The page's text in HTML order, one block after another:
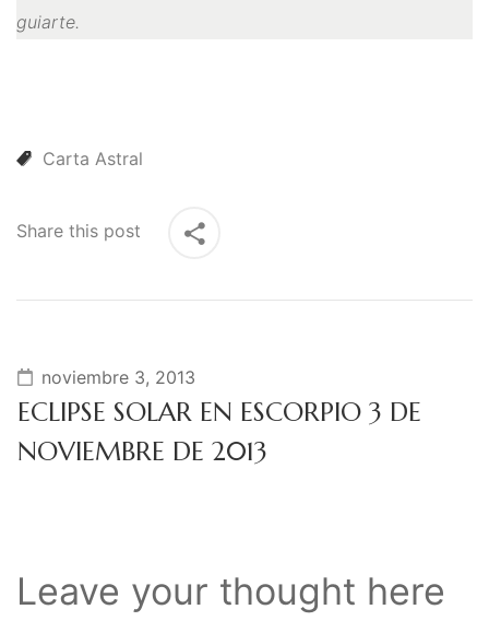
guiarte.
Carta Astral
Share this post
noviembre 3, 2013
ECLIPSE SOLAR EN ESCORPIO 3 DE
NOVIEMBRE DE 2013
Leave your thought here